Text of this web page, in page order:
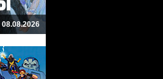
08.08.2026